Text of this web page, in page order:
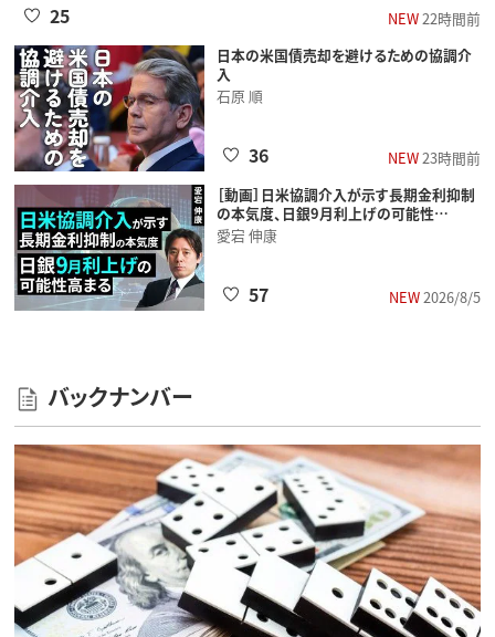
NEW22時間前
25
日本の米国債売却を避けるための協調介
入
石原 順
NEW23時間前
36
［動画］日米協調介入が示す長期金利抑制
の本気度、日銀9月利上げの可能性…
愛宕 伸康
NEW2026/8/5
57
バックナンバー